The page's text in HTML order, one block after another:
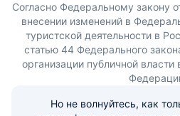
Согласно Федеральному закону
внесении изменений в
туристской деятельности в
статью 44 Федерального
организации публичной власти
Но не волнуйтесь, как